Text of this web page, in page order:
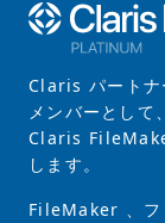
Claris パートナ
メンバーとして、
Claris
します。
FileMaker 、フ